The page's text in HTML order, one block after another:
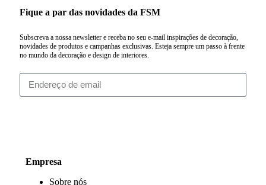
Fique a par das novidades da FSM
Subscreva a nossa newsletter e receba no seu e-mail inspirações de decoração,
novidades de produtos e campanhas exclusivas. Esteja sempre um passo à frente
no mundo da decoração e design de interiores.
Empresa
Sobre nós